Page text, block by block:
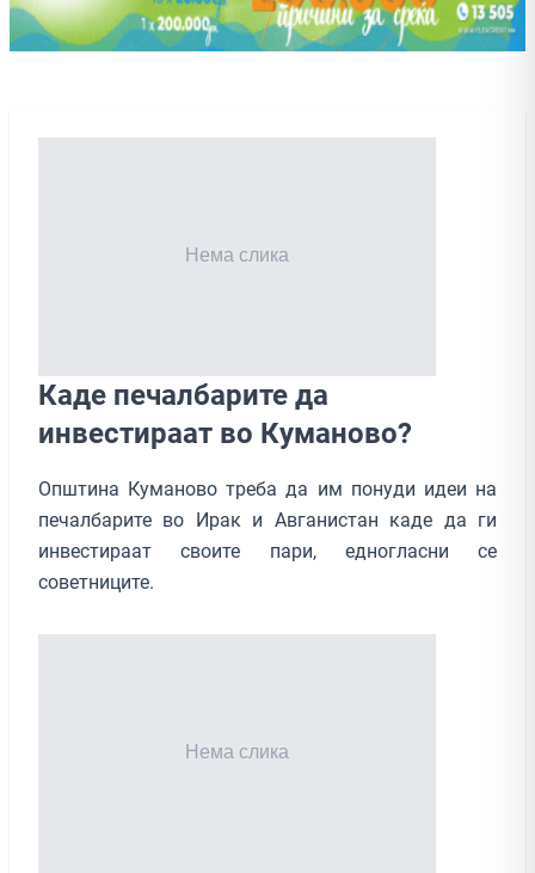
Каде печалбарите да
инвестираат во Куманово?
Општина Куманово треба да им понуди идеи на
печалбарите во Ирак и Авганистан каде да ги
инвестираат своите пари, едногласни се
советниците.